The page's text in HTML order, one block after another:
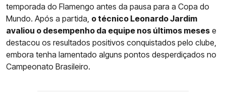
temporada do Flamengo antes da pausa para a Copa do
Mundo. Após a partida, o técnico Leonardo Jardim
avaliou o desempenho da equipe nos últimos meses e
destacou os resultados positivos conquistados pelo clube,
embora tenha lamentado alguns pontos desperdiçados no
Campeonato Brasileiro.